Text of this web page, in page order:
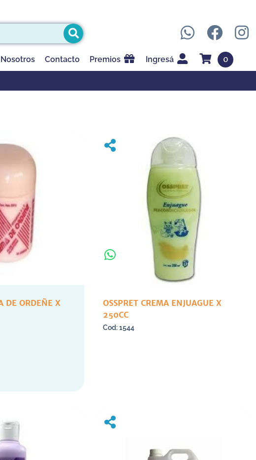
Nosotros Contacto Premios Ingresá 0
DE ORDEÑE X
OSSPRET CREMA ENJUAGUE X
250CC
1544